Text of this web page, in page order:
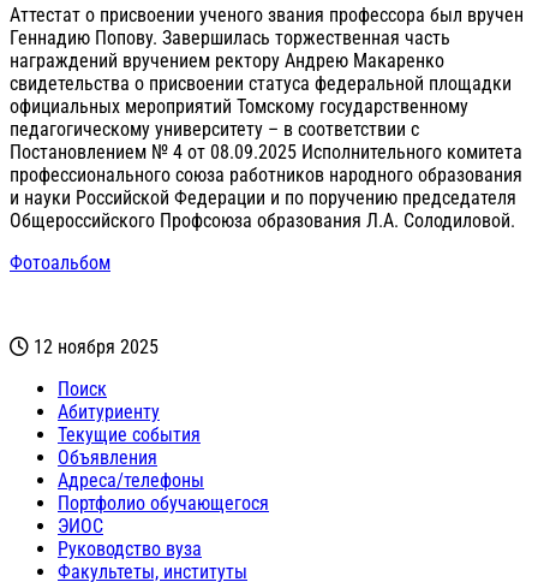
Аттестат о присвоении ученого звания профессора был вручен
Геннадию Попову. Завершилась торжественная часть
награждений вручением ректору Андрею Макаренко
свидетельства о присвоении статуса федеральной площадки
официальных мероприятий Томскому государственному
педагогическому университету – в соответствии с
Постановлением № 4 от 08.09.2025 Исполнительного комитета
профессионального союза работников народного образования
и науки Российской Федерации и по поручению председателя
Общероссийского Профсоюза образования Л.А. Солодиловой.
Фотоальбом
12 ноября 2025
Поиск
Абитуриенту
Текущие события
Объявления
Адреса/телефоны
Портфолио обучающегося
ЭИОС
Руководство вуза
Факультеты, институты